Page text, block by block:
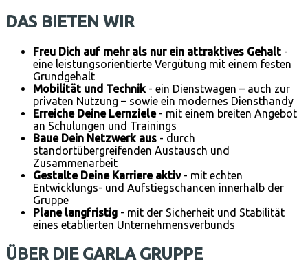
DAS BIETEN WIR
Freu Dich auf mehr als nur ein attraktives Gehalt -
eine leistungsorientierte Vergütung mit einem festen
Grundgehalt
Mobilität und Technik - ein Dienstwagen – auch zur
privaten Nutzung – sowie ein modernes Diensthandy
Erreiche Deine Lernziele - mit einem breiten Angebot
an Schulungen und Trainings
Baue Dein Netzwerk aus - durch
standortübergreifenden Austausch und
Zusammenarbeit
Gestalte Deine Karriere aktiv- mit echten
Entwicklungs- und Aufstiegschancen innerhalb der
Gruppe
Plane langfristig - mit der Sicherheit und Stabilität
eines etablierten Unternehmensverbunds
ÜBER DIE GARLA GRUPPE